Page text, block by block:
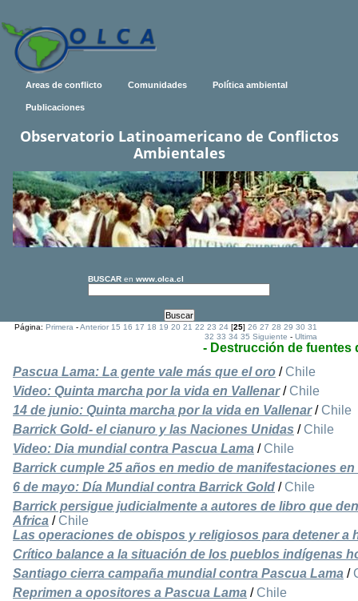
Areas de conflicto Comunidades Política ambiental
Publicaciones
Observatorio Latinoamericano de Conflictos
Ambientales
BUSCAR en www.olca.cl
Página:Primera -Anterior 15 16 17 18 19 20 21 22 23 24 [25]26 27 28 29 30 31
32 33 34 35 Siguiente -Ultima
- Destrucción de fuentes
Pascua Lama: La gente vale más que el oro / Chile
Video: Quinta marcha por la vida en Vallenar/ Chile
14 de junio: Quinta marcha por la vida en Vallenar/ Chile
Barrick Gold- el cianuro y las Naciones Unidas / Chile
Video: Dia mundial contra Pascua Lama / Chile
Barrick cumple 25 años en medio de manifestaciones
6 de mayo: Día Mundial contra Barrick Gold / Chile
Barrick persigue judicialmente a autores de libro que
Africa / Chile
Las operaciones de obispos y religiosos para detener a
Crítico balance a la situación de los pueblos indígenas
Santiago cierra campaña mundial contra Pascua Lama /
Reprimen a opositores a Pascua Lama / Chile